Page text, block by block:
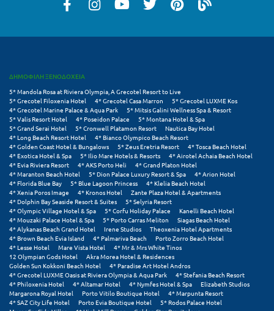
Κύμη Ευβοίας
Κως
Λ
Λαγκάδια
Λακόπετρα Αχαΐας
Λακωνία
Λασίθι
Λεπτοκαρυά
Λέσβος
Λευκάδα
Λήμνος
ΔΗΜΟΦΙΛΗ ΞΕΝΟΔΟΧΕΙΑ
5* Mandola Rosa at Riviera Olympia, A Grecotel Resort to Live
5* Grecotel Filoxenia Hotel
4* Grecotel Casa Marron
5* Grecotel LUXME Kos
4* Grecotel Marine Palace & Aqua Park
5* Mitsis Galini Wellness Spa & Resort
5* Valis Resort Hotel
4* Poseidon Palace
5* Montana Hotel & Spa
5* Grand Serai Hotel
5* Cronwell Platamon Resort
Nautica Bay Hotel
4* Long Beach Resort Hotel
4* Bianco Olympico Beach Resort
4* Golden Coast Hotel & Bungalows
5* Zeus Eretria Resort
4* Tosca Beach Hotel
4* Exotica Hotel & Spa
5* Ilio Mare Hotels & Resorts
4* Airotel Achaia Beach Hotel
4* Evia Riviera Resort
4* AKS Porto Heli
4* Grand Platon Hotel
4* Maranton Beach Hotel
5* Dion Palace Luxury Resort & Spa
4* Arion Hotel
4* Florida Blue Bay
5* Blue Lagoon Princess
4* Klelia Beach Hotel
4* Xenia Poros Image
4* Kronos Hotel
Zante Plaza Hotel & Apartments
4* Dolphin Bay Seaside Resort & Suites
5* Selyria Resort
4* Olympic Village Hotel & Spa
5* Corfu Holiday Palace
Kanelli Beach Hotel
4* Mouzaki Palace Hotel & Spa
5* Porto Carras Meliton
Siagas Beach Hotel
4* Alykanas Beach Grand Hotel
Irene Studios
Theoxenia Hotel Apartments
4* Brown Beach Evia Island
4* Palmariva Beach
Porto Zorro Beach Hotel
4* Lesse Hotel
Mare Vista Hotel
4* Mr & Mrs White Tinos
12 Olympian Gods Hotel
Akra Morea Hotel & Residences
Golden Sun Kokkoni Beach Hotel
4* Paradise Art Hotel Andros
4* Grecotel LUXME Oasis at Riviera Olympia & Aqua Park
4* Stefania Beach Resort
4* Philoxenia Hotel
4* Altamar Hotel 4* Nymfes Hotel & Spa
Elizabeth Studios
Margarona Royal Hotel
Porto Vitilo Boutique Hotel
4* Marpunta Resort
4* SAZ City Life Hotel
Porto Evia Boutique Hotel
5* Rodos Palace Hotel